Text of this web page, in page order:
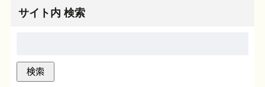
サイト内 検索